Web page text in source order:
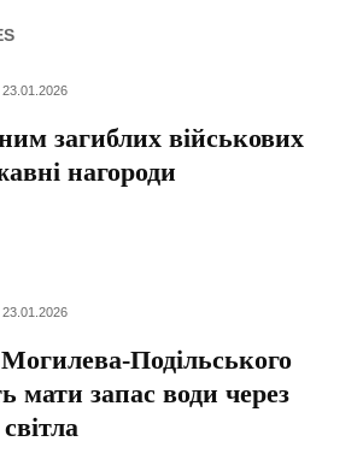
23.01.2026
загиблих військових
нагороди
23.01.2026
Подільського
мати запас води через